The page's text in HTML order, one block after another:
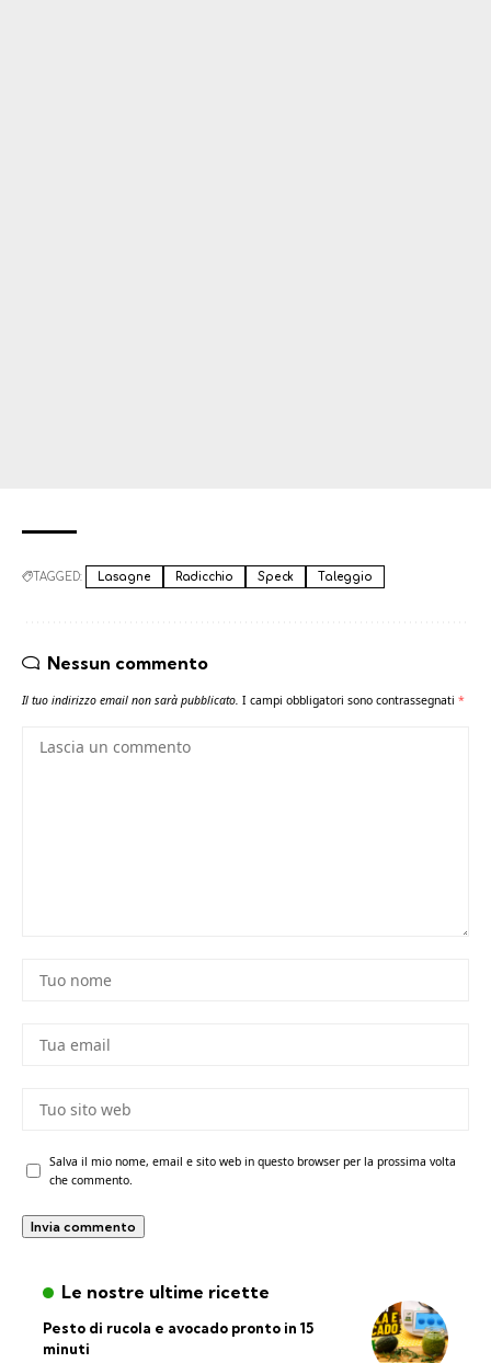
TAGGED: Lasagne Radicchio Speck Taleggio
Nessun commento
Il tuo indirizzo email non sarà pubblicato. I campi obbligatori sono contrassegnati *
Salva il mio nome, email e sito web in questo browser per la prossima volta
che commento.
Le nostre ultime ricette
Pesto di rucola e avocado pronto in 15
minuti